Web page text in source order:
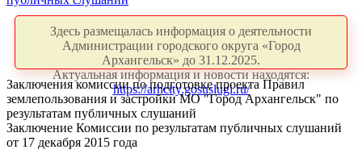
Здесь размещалась информация о деятельности
Администрации городского округа «Город
Архангельск» до 31.12.2025.
Актуальная информация и новости находятся:
https://arhcity.gosuslugi.ru/
Заключения комиссии по подготовке проекта Правил
землепользования и застройки МО "Город Архангельск" по
результатам публичных слушаний
Заключение Комиссии по результатам публичных слушаний
от 17 декабря 2015 года